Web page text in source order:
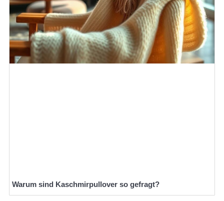
Warum sind Kaschmirpullover so gefragt?